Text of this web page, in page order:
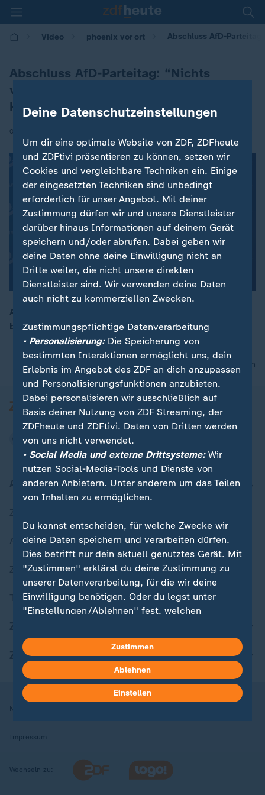
Video phoenix vor ort Abschluss AfD-
Abschluss AfD-Parteitag: “Nichts
versprechen, das wir nicht einhalten
können”
05.07.2026 | 14:59
00:05
Abschluss-Rede von Tino Chrupalla (Co-Vorsitzender)
beim AfD-Parteitag in Erfurt
nach oben
Aktuell bei ZDFheute
Aktuelle Sendungs-Videos
ZDFheute Stories
Themen im Überblick
ZDFheute Apps
Nutzungsbedingungen
Impressum
Wechseln zu:
Deine Datenschutzeinstellungen
Um dir eine optimale Website von ZDF, ZDFheute
und ZDFtivi präsentieren zu können, setzen wir
Cookies und vergleichbare Techniken ein. Einige
der eingesetzten Techniken sind unbedingt
erforderlich für unser Angebot. Mit deiner
Zustimmung dürfen wir und unsere Dienstleister
darüber hinaus Informationen auf deinem Gerät
speichern und/oder abrufen. Dabei geben wir
deine Daten ohne deine Einwilligung nicht an
Dritte weiter, die nicht unsere direkten
Dienstleister sind. Wir verwenden deine Daten
auch nicht zu kommerziellen Zwecken.
Zustimmungspflichtige Datenverarbeitung
• Personalisierung:Die Speicherung von
bestimmten Interaktionen ermöglicht uns, dein
Erlebnis im Angebot des ZDF an dich anzupassen
und Personalisierungsfunktionen anzubieten.
Dabei personalisieren wir ausschließlich auf
Basis deiner Nutzung von ZDF Streaming, der
ZDFheute und ZDFtivi. Daten von Dritten werden
von uns nicht verwendet.
• Social Media und externe Drittsysteme:Wir
nutzen Social-Media-Tools und Dienste von
anderen Anbietern. Unter anderem um das Teilen
von Inhalten zu ermöglichen.
Du kannst entscheiden, für welche Zwecke wir
deine Daten speichern und verarbeiten dürfen.
Dies betrifft nur dein aktuell genutztes Gerät. Mit
"Zustimmen" erklärst du deine Zustimmung zu
unserer Datenverarbeitung, für die wir deine
Einwilligung benötigen. Oder du legst unter
"Einstellungen/Ablehnen" fest, welchen
welchen nicht. Deine Datenschutzeinstellungen
kannst du jederzeit mit Wirkung für die Zukunft
in deinen Einstellungen widerrufen oder ändern.
Hier findest du das Impressum.
Zustimmen
Ablehnen
Einstellen